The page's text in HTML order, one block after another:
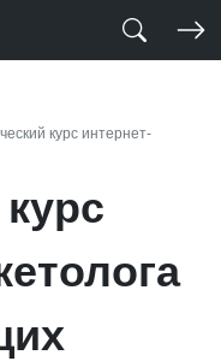
курс интернет-